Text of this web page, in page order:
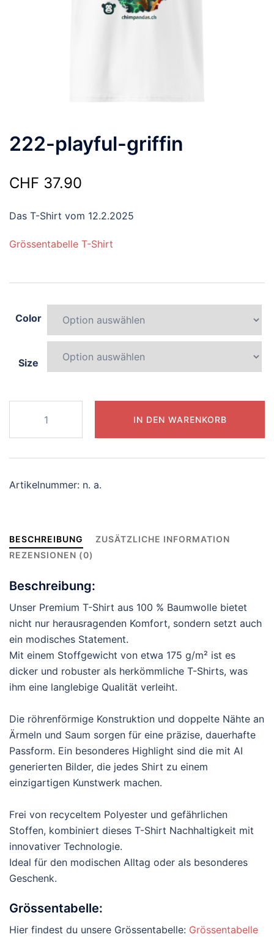
222-playful-griffin
CHF 37.90
Das T-Shirt vom 12.2.2025
Grössentabelle T-Shirt
Color
Size
griffin
Menge
IN DEN WARENKORB
Artikelnummer: n. a.
BESCHREIBUNG
ZUSÄTZLICHE INFORMATION
REZENSIONEN (0)
Beschreibung:
Unser Premium T-Shirt aus 100 % Baumwolle bietet
nicht nur herausragenden Komfort, sondern setzt auch
ein modisches Statement.
Mit einem Stoffgewicht von etwa 175 g/m² ist es
dicker und robuster als herkömmliche T-Shirts, was
ihm eine langlebige Qualität verleiht.
Die röhrenförmige Konstruktion und doppelte Nähte an
Ärmeln und Saum sorgen für eine präzise, dauerhafte
Passform. Ein besonderes Highlight sind die mit AI
generierten Bilder, die jedes Shirt zu einem
einzigartigen Kunstwerk machen.
Frei von recyceltem Polyester und gefährlichen
Stoffen, kombiniert dieses T-Shirt Nachhaltigkeit mit
innovativer Technologie.
Ideal für den modischen Alltag oder als besonderes
Geschenk.
Grössentabelle:
Hier findest du unsere Grössentabelle: Grössentabelle